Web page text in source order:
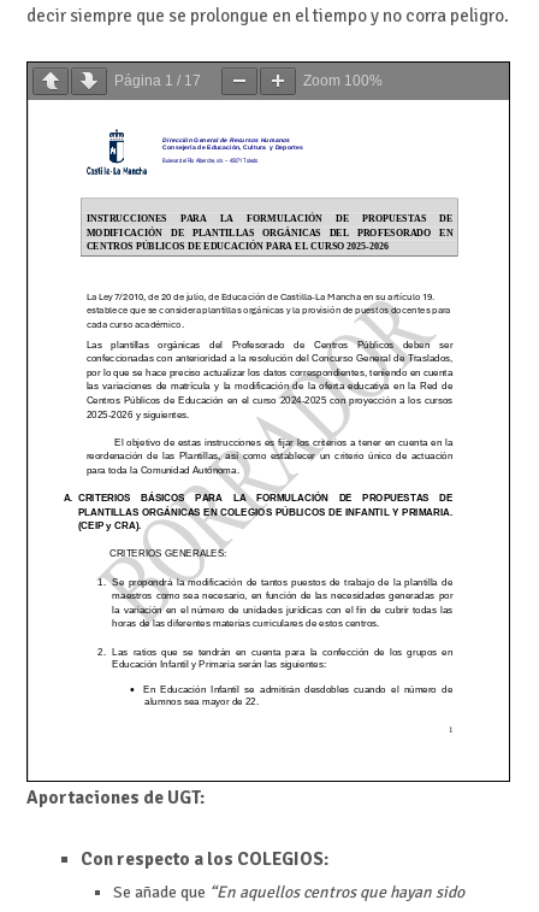
decir siempre que se prolongue en el tiempo y no corra peligro.
Página 1 / 17 Zoom 100%
Aportaciones de UGT:
Con respecto a los COLEGIOS:
Se añade que “En aquellos centros que hayan sido